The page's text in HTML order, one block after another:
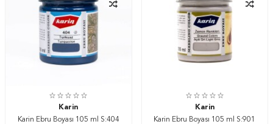
Karin
Karin Ebru Boyası 105 ml S:404
Karin
Karin Ebru Boyası 105 ml S:901